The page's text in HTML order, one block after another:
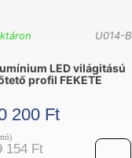
U014-B
LED világitású
profil FEKETE
200 Ft
154 Ft